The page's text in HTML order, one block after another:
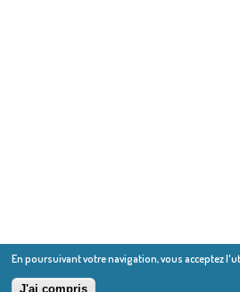
En poursuivant votre navigation, vous acceptez
J'ai compris